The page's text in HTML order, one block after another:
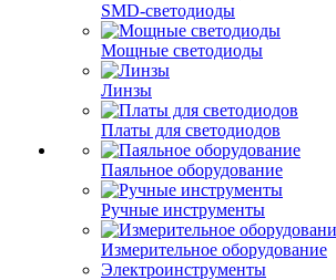
SMD-светодиоды
Мощные светодиоды
Линзы
Платы для светодиодов
Паяльное оборудование
Ручные инструменты
Измерительное оборудование
Электроинструменты